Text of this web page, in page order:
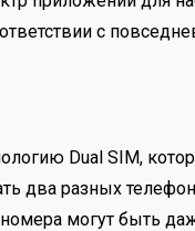
с
Dual SIM,
два разных
могут быть